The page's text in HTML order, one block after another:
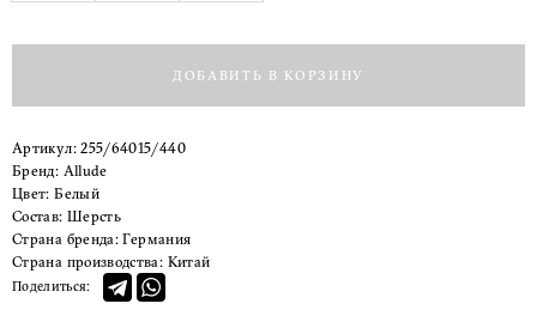
ДОБАВИТЬ В КОРЗИНУ
Артикул:255/64015/440
Бренд:
Allude
Цвет:
Белый
Состав: Шерсть
Страна бренда: Германия
Страна производства: Китай
Поделиться: